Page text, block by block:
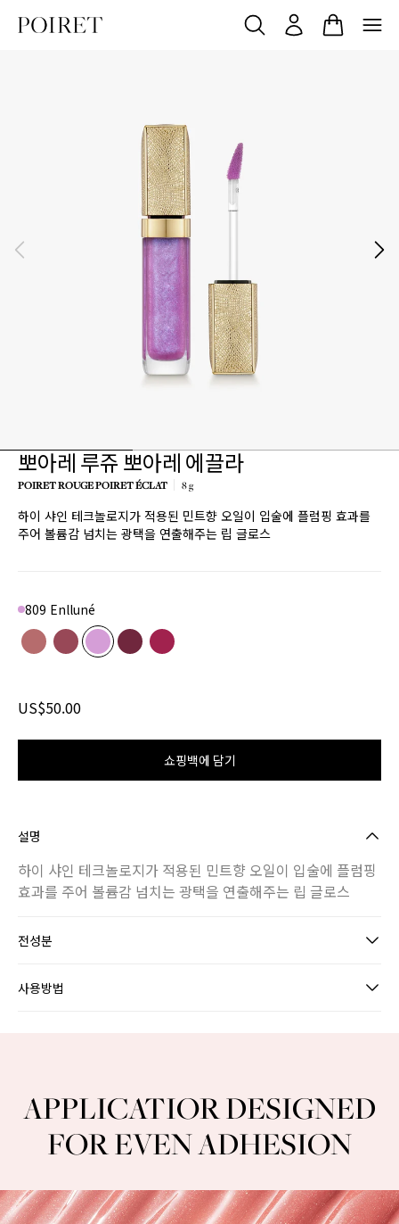
뽀아레 루쥬 뽀아레 에끌라
POIRET ROUGE POIRET ÉCLAT 8 g
하이 샤인 테크놀로지가 적용된 민트향 오일이 입술에 플럼핑 효과를
주어 볼륨감 넘치는 광택을 연출해주는 립 글로스
Color
809 Enlluné
106 Chuchotis
Product variant in stock
209 À toi
Product variant in stock
809 Enlluné
Product variant in stock
810 Au moment
Product variant in stock
811 Tyrian purple
Product variant in stock
US$50.00
쇼핑백에 담기
설명
하이 샤인 테크놀로지가 적용된 민트향 오일이 입술에 플럼핑
효과를 주어 볼륨감 넘치는 광택을 연출해주는 립 글로스
전성분
사용방법
APPLICATIOR DESIGNED
FOR EVEN ADHESION